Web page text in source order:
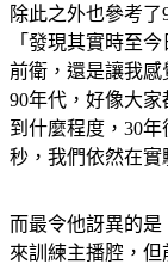
除此之外也參考了
「⁣發現其實時至
前衛，還是讓我感
90年代，⁣好像大
到什麼程度，⁣30
秒，⁣我們依然在實
而最令他訝異的是
來訓練主播腔，